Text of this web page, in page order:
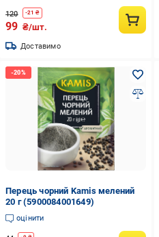
120 -21 ₴
99 ₴/шт.
Доставимо
Перець чорний Kamis мелений
20 г (5900084001649)
оцінити